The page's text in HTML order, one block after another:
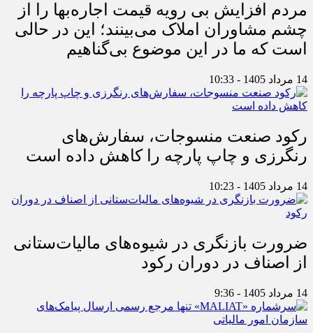
مردم افزایش بی رویه قیمت اجاره‌بها را از
چشم مشاوران املاک می‌بینند؛ این در حالی
است که ما در این موضوع بی‌گناهیم
14 مرداد 1405 - 10:33
رکود صنعت منسوجات، سفارش‌های
رنگرزی و چاپ پارچه را کاهش داده است
14 مرداد 1405 - 10:23
ضرورت بازنگری در شیوه‌های مالیات‌ستانی
از اصناف در دوران رکود
14 مرداد 1405 - 9:36